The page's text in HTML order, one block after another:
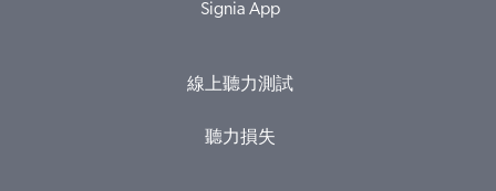
Signia App
線上聽力測試
聽力損失